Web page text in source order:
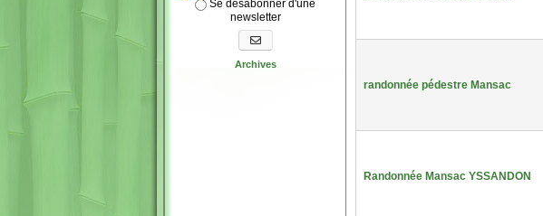
Se désabonner d'une
newsletter
S'abonner aux newsletters
Archives
randonnée pédestre Mansac
Randonnée Mansac YSSANDON